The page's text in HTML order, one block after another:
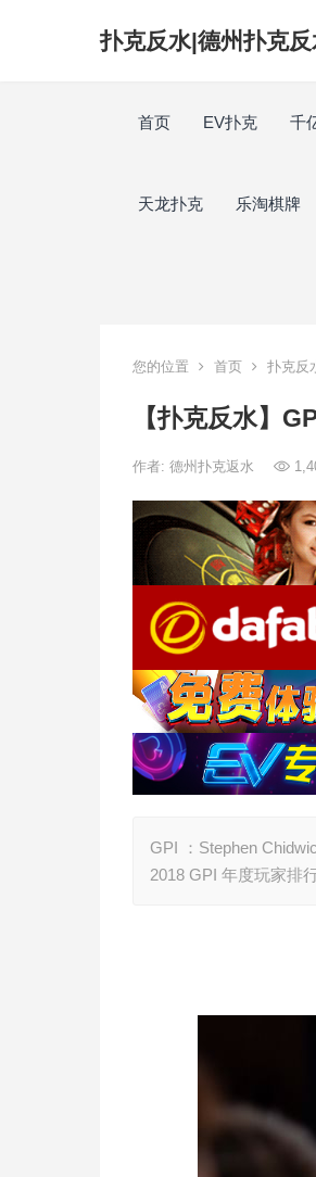
扑克反水|德州扑克
首页 EV扑克 千
天龙扑克 乐淘棋牌
您的位置 首页 扑克反
【扑克反水】
作者: 德州扑克返水
GPI ：Stephen
2018 GPI 年度玩家排